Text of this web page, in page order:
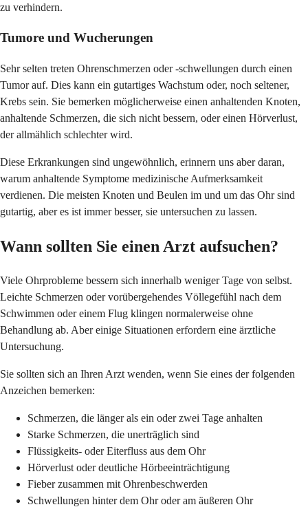
zu verhindern.
Tumore und Wucherungen
Sehr selten treten Ohrenschmerzen oder -schwellungen durch einen
Tumor auf. Dies kann ein gutartiges Wachstum oder, noch seltener,
Krebs sein. Sie bemerken möglicherweise einen anhaltenden Knoten,
anhaltende Schmerzen, die sich nicht bessern, oder einen Hörverlust,
der allmählich schlechter wird.
Diese Erkrankungen sind ungewöhnlich, erinnern uns aber daran,
warum anhaltende Symptome medizinische Aufmerksamkeit
verdienen. Die meisten Knoten und Beulen im und um das Ohr sind
gutartig, aber es ist immer besser, sie untersuchen zu lassen.
Wann sollten Sie einen Arzt aufsuchen?
Viele Ohrprobleme bessern sich innerhalb weniger Tage von selbst.
Leichte Schmerzen oder vorübergehendes Völlegefühl nach dem
Schwimmen oder einem Flug klingen normalerweise ohne
Behandlung ab. Aber einige Situationen erfordern eine ärztliche
Untersuchung.
Sie sollten sich an Ihren Arzt wenden, wenn Sie eines der folgenden
Anzeichen bemerken:
Schmerzen, die länger als ein oder zwei Tage anhalten
Starke Schmerzen, die unerträglich sind
Flüssigkeits- oder Eiterfluss aus dem Ohr
Hörverlust oder deutliche Hörbeeinträchtigung
Fieber zusammen mit Ohrenbeschwerden
Schwellungen hinter dem Ohr oder am äußeren Ohr